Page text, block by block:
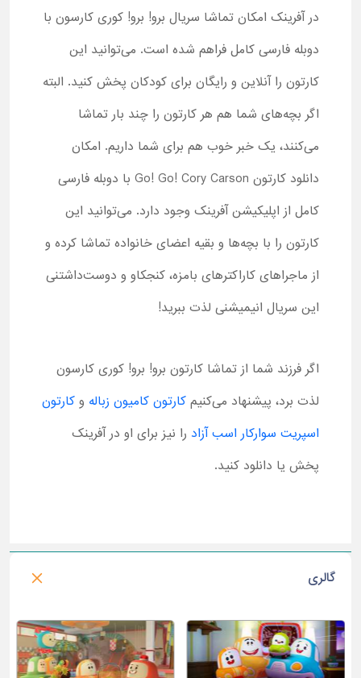
در آفرینک امکان تماشا سریال برو! برو! کوری کارسون با
دوبله فارسی کامل فراهم شده است. می‌توانید این
کارتون را آنلاین و رایگان برای کودکان پخش کنید. البته
اگر بچه‌های شما هم هر کارتون را چند بار تماشا
می‌کنند، یک خبر خوب هم برای شما داریم. امکان
دانلود کارتون Go! Go! Cory Carson با دوبله فارسی
کامل از اپلیکیشن آفرینک وجود دارد. می‌توانید این
کارتون را با بچه‌ها و بقیه اعضای خانواده تماشا کرده و
از ماجراهای کاراکترهای بامزه، کنجکاو و دوست‌داشتنی
این سریال انیمیشنی لذت ببرید!
اگر فرزند شما از تماشا کارتون برو! برو! کوری کارسون
لذت برد، پیشنهاد می‌کنیم کارتون کامیون زباله و کارتون
اسپریت سوارکار اسب آزاد را نیز برای او در آفرینک
پخش یا دانلود کنید.
گالری